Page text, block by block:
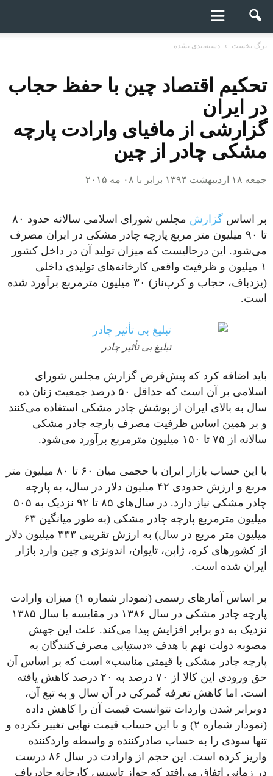
برگ نخست دسته‌بندی نشده
تحکیم اقتصاد چین با حفظ حجاب
در ایران
گزارشی از مافیای وارادت پارچه
مشکی چادر از چین
جمعه ۱۸ اردیبهشت ۱۳۹۴ برابر با ۰۸ مه ۲۰۱۵
بر اساس گزارش
مجلس شورای اسلامی سالانه حدود ۸۰
تا ۹۰ میلیون متر مربع پارچه چادر مشکی در ایران مصرف
می‌شود. این درحالیست که میزان تولید آن در داخل کشور
۱ میلیون و ظرفیت واقعی کارخانه‌های تولیدی داخلی
(یزدباف، حجاب و کرپ‌ناز) ۳۰ میلیون مترمربع برآورد شده
است.
تبلیغ بی تأثیر چادر
باید اضافه کرد که پیش‌فرض گزارش مجلس شورای
اسلامی بر آن است که حداقل ۵۰ درصد جمعیت زنان ده
سال به بالای ایران از پوشش چادر مشکی استفاده می‌کنند
و بر همین اساس ظرفیت مصرف پارچه چادر مشکی
سالانه از ۷۵ تا ۱۵۰ میلیون مترمربع برآورد می‌شود.
با این حساب بازار ایران با حجمی میان ۶۰ تا ۸۰ میلیون متر
مربع و ارزش حدودی ۴۲ میلیون دلار در سال، به پارچه
چادر مشکی نیاز دارد. در سال‌های ۸۵ تا ۹۲ نزدیک به ۵۰۵
میلیون مترمربع پارچه چادر مشکی (به طور میانگین ۶۳
میلیون متر مربع در سال) به ارزش تقریبی ۳۳۳ میلیون دلار
از کشورهای کره، ژاپن، تایوان، اندونزی و چین وارد بازار
ایران شده است.
بر اساس آمارهای رسمی (نمودار شماره ۱) میزان وارادت
پارچه چادر مشکی در سال ۱۳۸۶ در مقایسه با سال ۱۳۸۵
نزدیک به دو برابر افزایش پیدا می‌کند. علت این جهش
مصوبه دولت نهم با هدف «دستیابی مصرف‌کنندگان به
پارچه چادر مشکی با قیمتی مناسب» است که بر اساس آن
حق ورودی این کالا از ۷۰ درصد به ۲۰ درصد کاهش یافته
است. اما کاهش تعرفه گمرکی در آن سال و به تبع آن،
دوبرابر شدن واردات نتوانست قیمت آن را کاهش داده
(نمودار شماره ۲) و با این حساب قیمت نهایی تغییر نکرده و
تنها سودی را به حساب صادرکننده و واسطه‌ واردکننده
واریز کرده است. این حجم از وارادت در سال ۸۶ درست
در زمانی اتفاق می‌افتد که جواز تاسیس کارخانه چادرباف